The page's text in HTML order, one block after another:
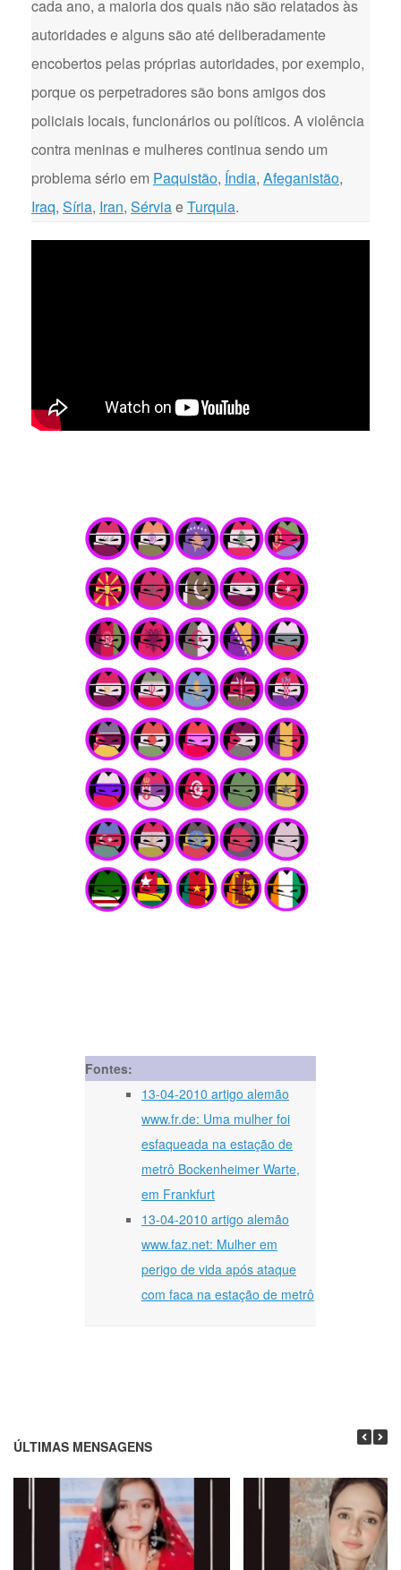
cada ano, a maioria dos quais não são relatados às
autoridades e alguns são até deliberadamente
encobertos pelas próprias autoridades, por exemplo,
porque os perpetradores são bons amigos dos
policiais locais, funcionários ou políticos. A violência
contra meninas e mulheres continua sendo um
problema sério em Paquistão, Índia, Afeganistão,
Iraq, Síria, Iran, SérviaeTurquia.
Fontes:
13-04-2010 artigo alemão
www.fr.de: Uma mulher foi
esfaqueada na estação de
metrô Bockenheimer Warte,
em Frankfurt
13-04-2010 artigo alemão
www.faz.net: Mulher em
perigo de vida após ataque
com faca na estação de metrô
ÚLTIMAS MENSAGENS